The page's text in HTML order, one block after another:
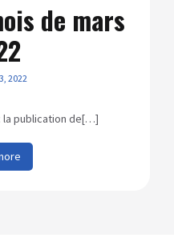
de mars
2022
la publication de[…]